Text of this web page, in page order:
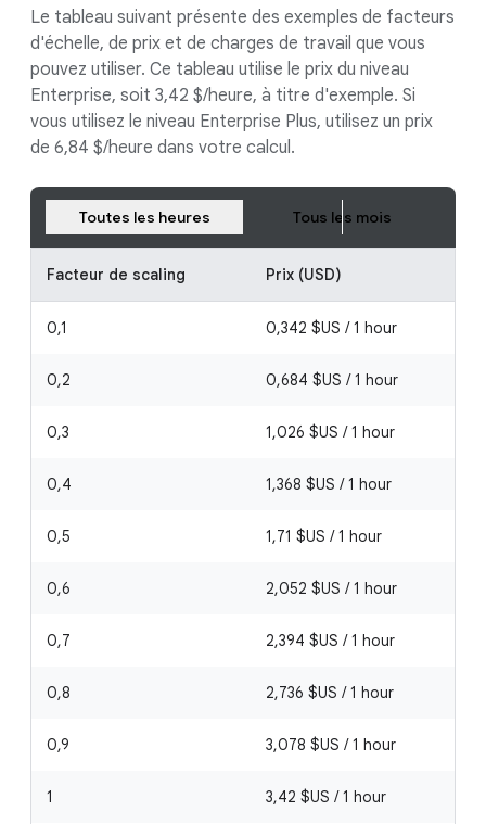
Le tableau suivant présente des exemples de facteurs
d'échelle, de prix et de charges de travail que vous
pouvez utiliser. Ce tableau utilise le prix du niveau
Enterprise, soit 3,42 $/heure, à titre d'exemple. Si
vous utilisez le niveau Enterprise Plus, utilisez un prix
de 6,84 $/heure dans votre calcul.
Toutes les heures Tous les mois
Facteur de scaling Prix (USD)
0,1 0,342 $US / 1 hour
0,2 0,684 $US / 1 hour
0,3 1,026 $US / 1 hour
0,4 1,368 $US / 1 hour
0,5 1,71 $US / 1 hour
0,6 2,052 $US / 1 hour
0,7 2,394 $US / 1 hour
0,8 2,736 $US / 1 hour
0,9 3,078 $US / 1 hour
1 3,42 $US / 1 hour